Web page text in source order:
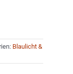
Blaulicht &